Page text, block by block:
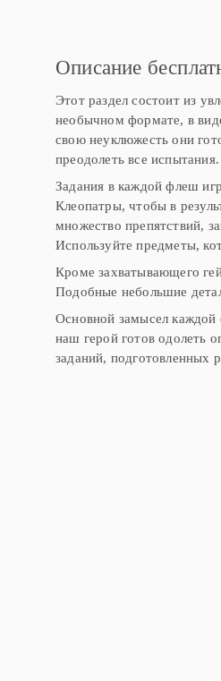
Описание
Этот раздел состоит из
необычном формате, в
свою неуклюжесть они
преодолеть все испытания.
Задания в каждой флеш
Клеопатры, чтобы в
множество препятствий,
Используйте предметы,
Кроме захватывающего
Подобные небольшие
Основной замысел
наш герой готов одолеть
заданий, подготовленных